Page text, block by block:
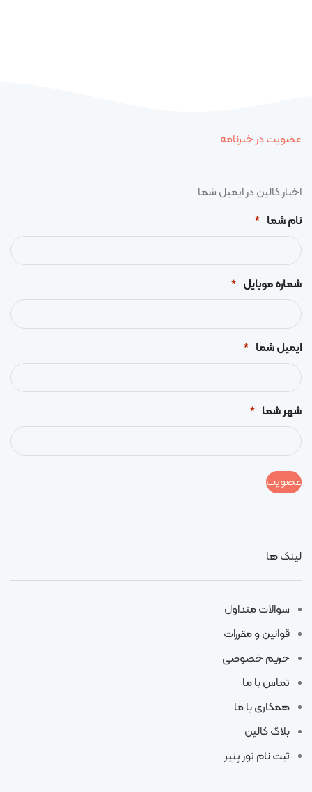
عضویت در خبرنامه
اخبار کالین در ایمیل شما
نام شما
*
شماره موبایل *
ایمیل شما *
شهر شما *
لینک ها
سوالات متداول
قوانین و مقررات
حریم خصوصی
تماس با ما
همکاری با ما
بلاگ کالین
ثبت نام تور پنیر